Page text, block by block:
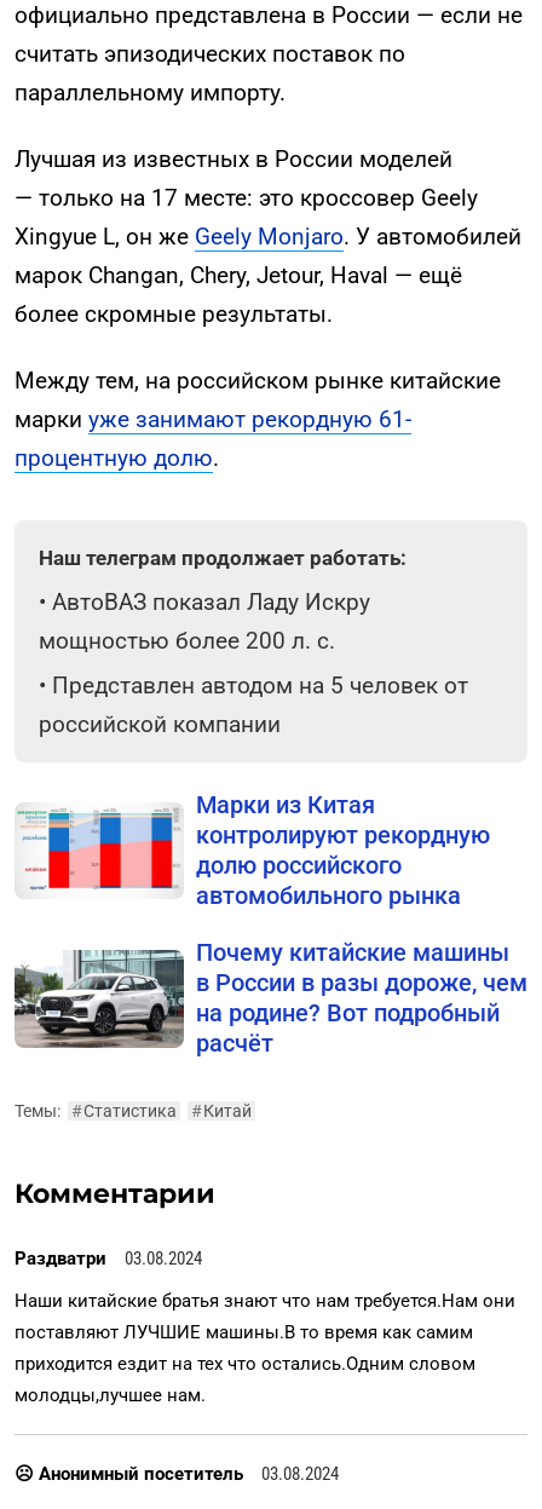
официально представлена в России — если не
считать эпизодических поставок по
параллельному импорту.
Лучшая из известных в России моделей
— только на 17 месте: это кроссовер Geely
Xingyue L, он же Geely Monjaro. У автомобилей
марок Changan, Chery, Jetour, Haval — ещё
более скромные результаты.
Между тем, на российском рынке китайские
марки уже занимают рекордную 61-
процентную долю.
Наш телеграм продолжает работать:
• АвтоВАЗ показал Ладу Искру
мощностью более 200 л. с.
• Представлен автодом на 5 человек от
российской компании
Марки из Китая
контролируют рекордную
долю российского
автомобильного рынка
Почему китайские машины
в России в разы дороже, чем
на родине? Вот подробный
расчёт
Темы: #Статистика #Китай
Комментарии
Раздватри
03.08.2024
Наши китайские братья знают что нам требуется.Нам они
поставляют ЛУЧШИЕ машины.В то время как самим
приходится ездит на тех что остались.Одним словом
молодцы,лучшее нам.
☹ Анонимный посетитель
03.08.2024